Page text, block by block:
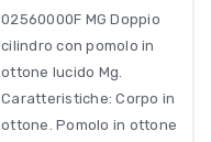
02560000F MG Doppio
cilindro con pomolo in
ottone lucido Mg.
Caratteristiche: Corpo in
ottone. Pomolo in ottone